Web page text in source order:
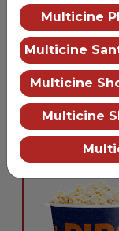
Combo
1 balde de
2 latas
Pipocas
Multicine
Multicine
Multicine
Multicine